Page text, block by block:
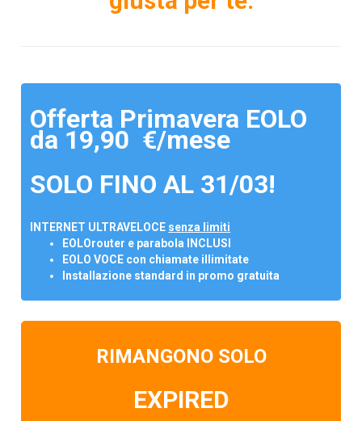
Offerta Primavera EOLO
da 19,90 €/mese
SOLO FINO AL 31/03!
INTERNET ULTRAVELOCE senza limiti
EOLOrouter e parabola INCLUSI
EOLO VOCE con chiamate illimitate
Installazione standard in promo gratuita
RIMANGONO SOLO
EXPIRED